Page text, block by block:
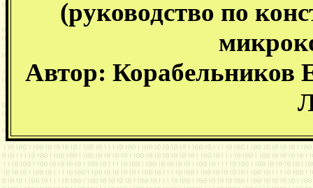
(руководство по
Автор: